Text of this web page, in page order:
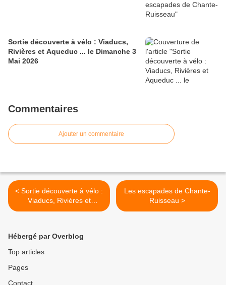
Sortie découverte à vélo : Viaducs,
Rivières et Aqueduc ... le Dimanche 3
Mai 2026
Commentaires
Ajouter un commentaire
< Sortie découverte à vélo :
Viaducs, Rivières et
Aqueduc ... le Dimanche 3
Les escapades de Chante-
Ruisseau >
Hébergé par Overblog
Top articles
Pages
Contact